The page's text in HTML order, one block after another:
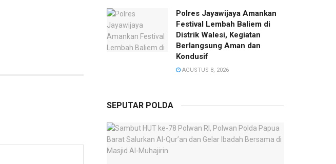
Polres Jayawijaya Amankan
Festival Lembah Baliem di
Distrik Walesi, Kegiatan
Berlangsung Aman dan
Kondusif
AGUSTUS 8, 2026
SEPUTAR POLDA